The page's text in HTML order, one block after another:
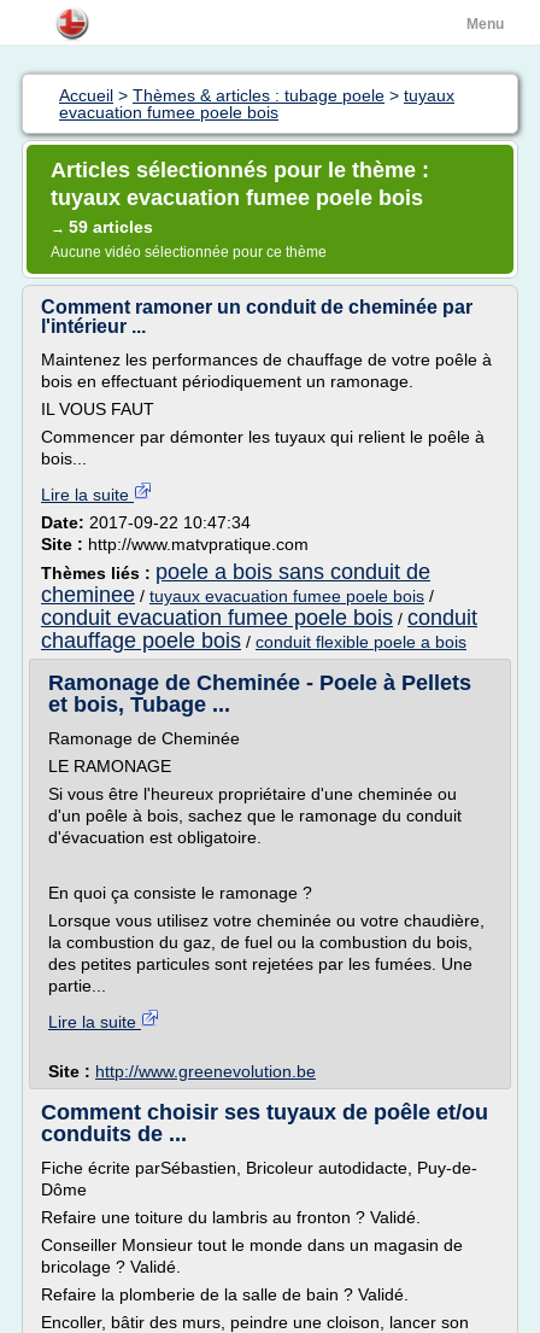
Menu
Accueil > Thèmes & articles : tubage poele > tuyaux
evacuation fumee poele bois
Articles sélectionnés pour le thème :
tuyaux evacuation fumee poele bois
→ 59 articles
Aucune vidéo sélectionnée pour ce thème
Comment ramoner un conduit de cheminée par
l'intérieur ...
Maintenez les performances de chauffage de votre poêle à
bois en effectuant périodiquement un ramonage.
IL VOUS FAUT
Commencer par démonter les tuyaux qui relient le poêle à
bois...
Lire la suite
Date: 2017-09-22 10:47:34
Site : http://www.matvpratique.com
Thèmes liés : poele a bois sans conduit de
cheminee / tuyaux evacuation fumee poele bois /
conduit evacuation fumee poele bois / conduit
chauffage poele bois / conduit flexible poele a bois
Ramonage de Cheminée - Poele à Pellets
et bois, Tubage ...
Ramonage de Cheminée
LE RAMONAGE
Si vous être l'heureux propriétaire d'une cheminée ou
d'un poêle à bois, sachez que le ramonage du conduit
d'évacuation est obligatoire.
En quoi ça consiste le ramonage ?
Lorsque vous utilisez votre cheminée ou votre chaudière,
la combustion du gaz, de fuel ou la combustion du bois,
des petites particules sont rejetées par les fumées. Une
partie...
Lire la suite
Site : http://www.greenevolution.be
Comment choisir ses tuyaux de poêle et/ou
conduits de ...
Fiche écrite parSébastien, Bricoleur autodidacte, Puy-de-
Dôme
Refaire une toiture du lambris au fronton ? Validé.
Conseiller Monsieur tout le monde dans un magasin de
bricolage ? Validé.
Refaire la plomberie de la salle de bain ? Validé.
Encoller, bâtir des murs, peindre une cloison, lancer son